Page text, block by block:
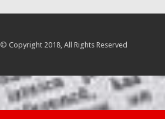
© Copyright 2018, All Rights Reserved